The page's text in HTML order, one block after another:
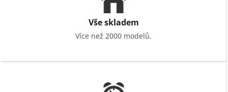
Vše skladem
Více než 2000 modelů.